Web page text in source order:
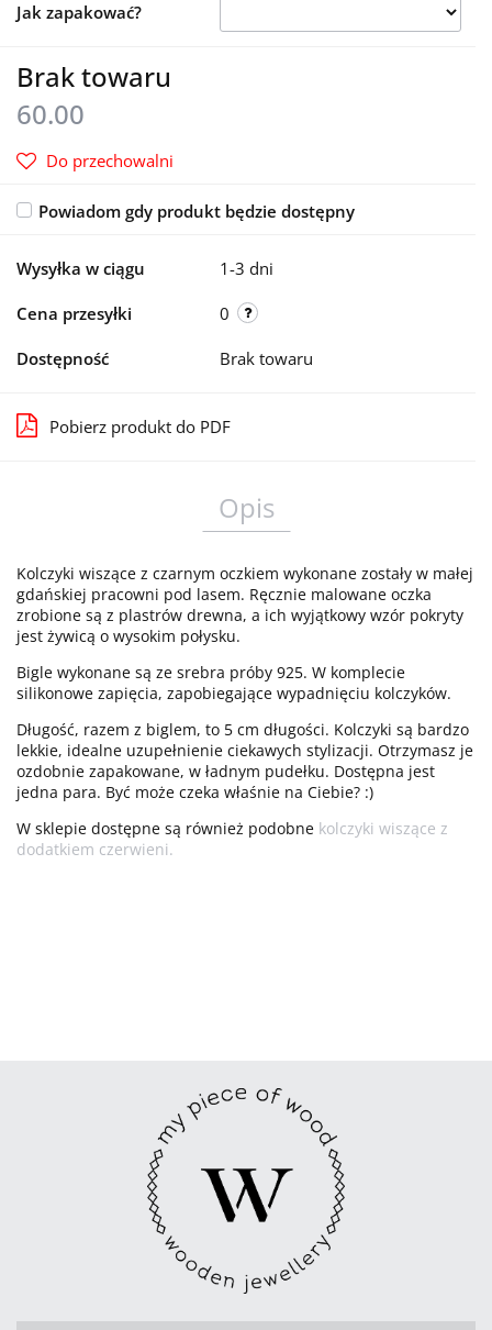
Jak zapakować?
Brak towaru
60.00
Do przechowalni
Powiadom gdy produkt będzie dostępny
Wysyłka w ciągu 1-3 dni
Cena przesyłki 0
Dostępność Brak towaru
Pobierz produkt do PDF
Opis
Kolczyki wiszące z czarnym oczkiem wykonane zostały w małej
gdańskiej pracowni pod lasem. Ręcznie malowane oczka
zrobione są z plastrów drewna, a ich wyjątkowy wzór pokryty
jest żywicą o wysokim połysku.
Bigle wykonane są ze srebra próby 925. W komplecie
silikonowe zapięcia, zapobiegające wypadnięciu kolczyków.
Długość, razem z biglem, to 5 cm długości. Kolczyki są bardzo
lekkie, idealne uzupełnienie ciekawych stylizacji. Otrzymasz je
ozdobnie zapakowane, w ładnym pudełku. Dostępna jest
jedna para. Być może czeka właśnie na Ciebie? :)
W sklepie dostępne są również podobne kolczyki wiszące z
dodatkiem czerwieni.